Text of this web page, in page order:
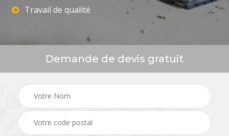
Travail de qualité
Demande de devis gratuit